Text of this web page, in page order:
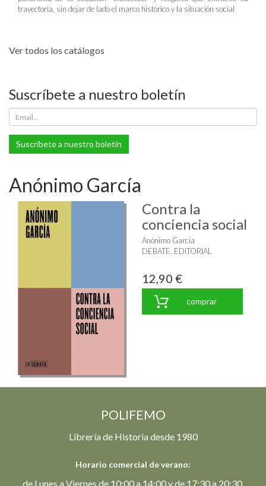
trayectoria, sin dejar de lado el marco histórico y la situación social
Ver todos los catálogos
Suscríbete a nuestro boletín
Suscríbete a nuestro boletín
Anónimo García
Contra la
conciencia social
Anónimo García
DEBATE, EDITORIAL
12,90 €
comprar
POLIFEMO
Librería de Historia desde 1980
Horario comercial de verano:
de Lunes a Viernes de 10:00 a 14:00 y de 17:30 a 20:30.